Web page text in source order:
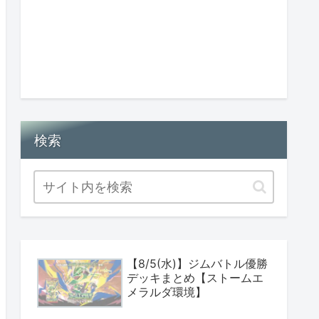
検索
【8/5(水)】ジムバトル優勝
デッキまとめ【ストームエ
メラルダ環境】